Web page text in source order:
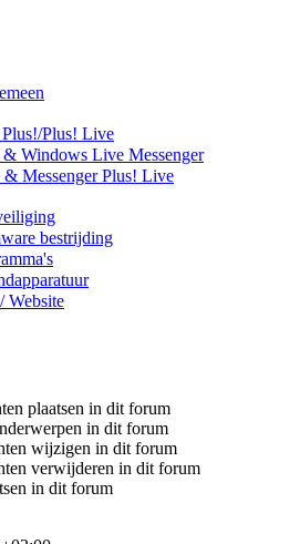
Plus! Live
Windows Live Messenger
Messenger Plus! Live
bestrijding
plaatsen in dit forum
in dit forum
wijzigen in dit forum
verwijderen in dit forum
in dit forum